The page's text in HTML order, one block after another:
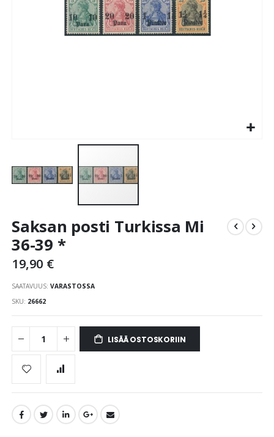
to
beginning
of
images
gallery
Saksan posti Turkissa Mi
36-39 *
19,90 €
SAATAVUUS: VARASTOSSA
SKU 26662
LISÄÄ OSTOSKORIIN